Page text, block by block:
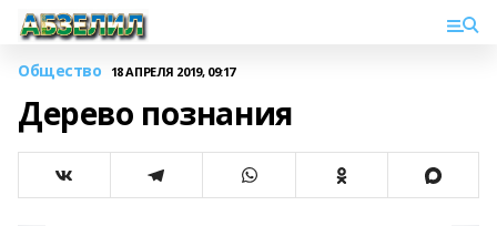
Общество 18 АПРЕЛЯ 2019, 09:17
Дерево познания